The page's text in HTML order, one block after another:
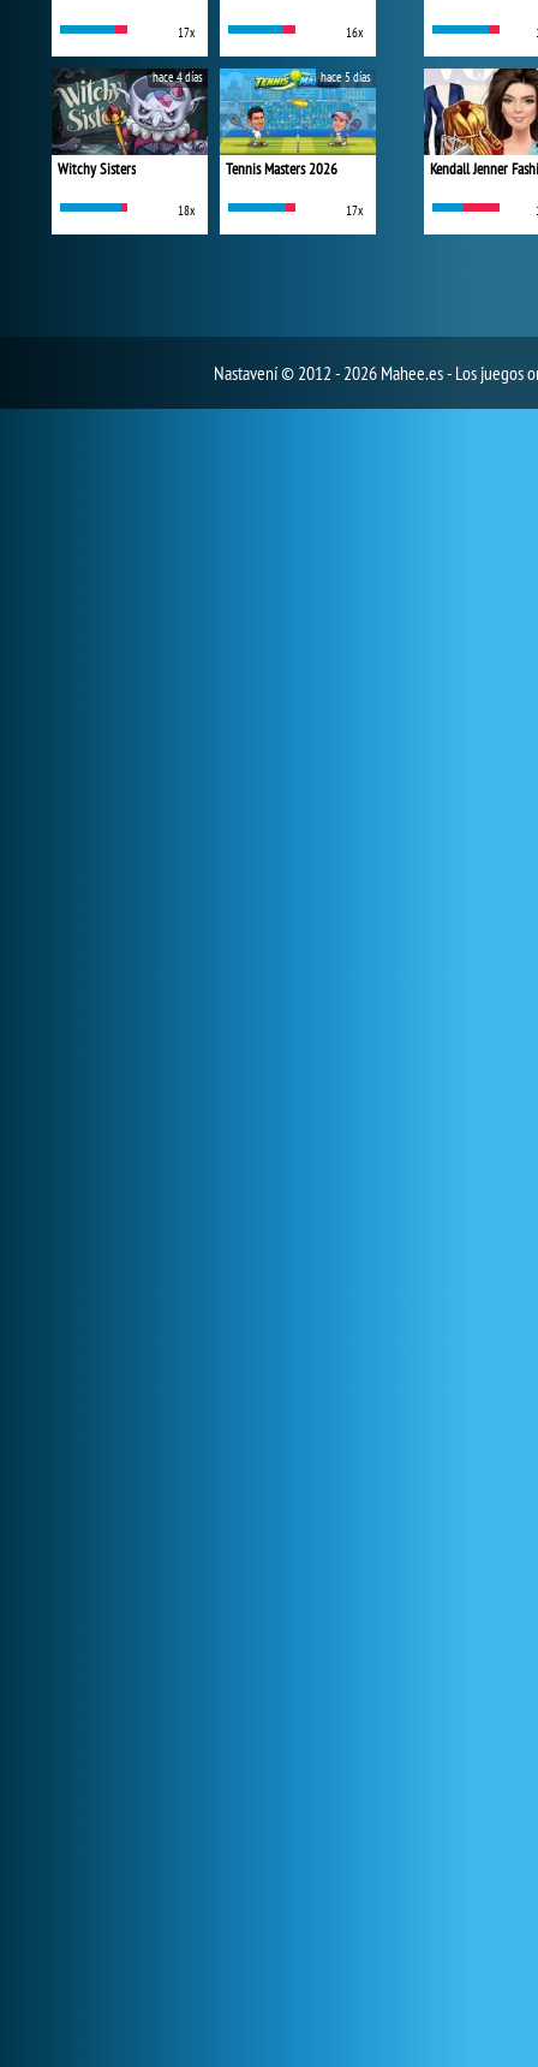
17x 16x
Witchy Sisters
18x
hace 4 días
Tennis Masters 2026
17x
hace 5 días
Nastavení© 2012 - 2026 Mahee.es - Los juegos